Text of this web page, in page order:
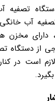
تصفیه
آب
مخزن
از دستگاه
است در